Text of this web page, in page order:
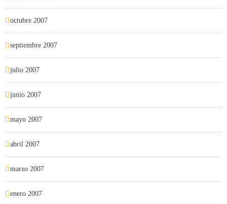
octubre 2007
septiembre 2007
julio 2007
junio 2007
mayo 2007
abril 2007
marzo 2007
enero 2007